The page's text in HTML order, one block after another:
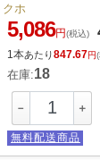
ホ
5,086円(税込)
1本あたり847.67円
在庫:18
－ ＋
無料配送商品